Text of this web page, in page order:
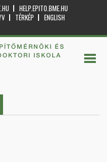
HELP.EPITO.BME.HU
TÉRKÉP
ENGLISH
ÉS
ISKOLA